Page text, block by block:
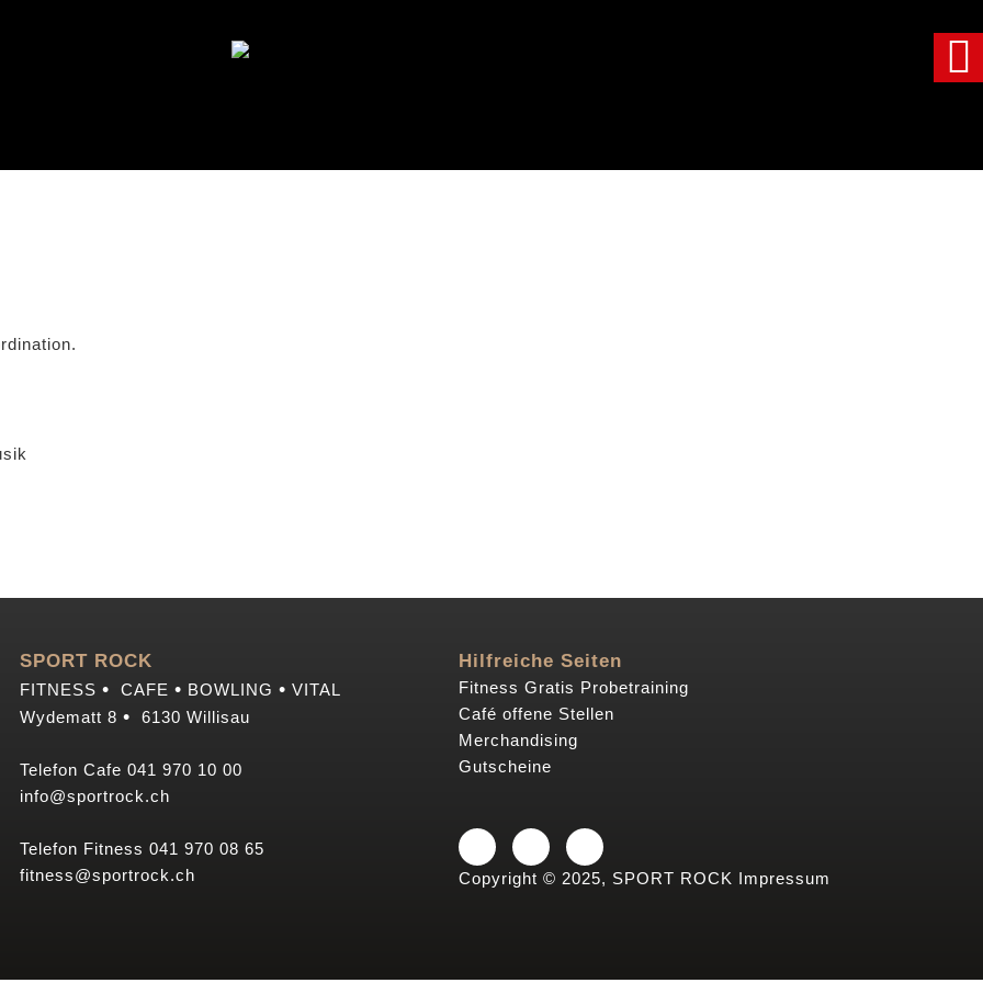
SPORT ROCK
FITNESS• CAFE• BOWLING• VITAL
Wydematt 8• 6130 Willisau
Telefon Cafe041 970 10 00
info@sportrock.ch
Telefon Fitness041 970 08 65
fitness@sportrock.ch
Hilfreiche Seiten
Fitness Gratis Probetraining
Café offene Stellen
Merchandising
Gutscheine
Copyright © 2025, SPORT ROCK Impressum